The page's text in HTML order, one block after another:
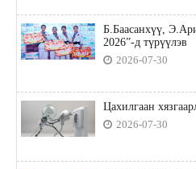
Б.Баасанхүү,
2026”-д түрүүлэв
2026-07-30
Цахилгаан
2026-07-30